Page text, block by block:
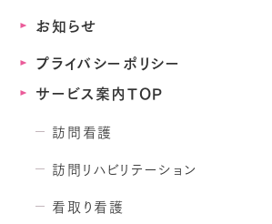
お知らせ
プライバシーポリシー
サービス案内TOP
訪問看護
訪問リハビリテーション
看取り看護